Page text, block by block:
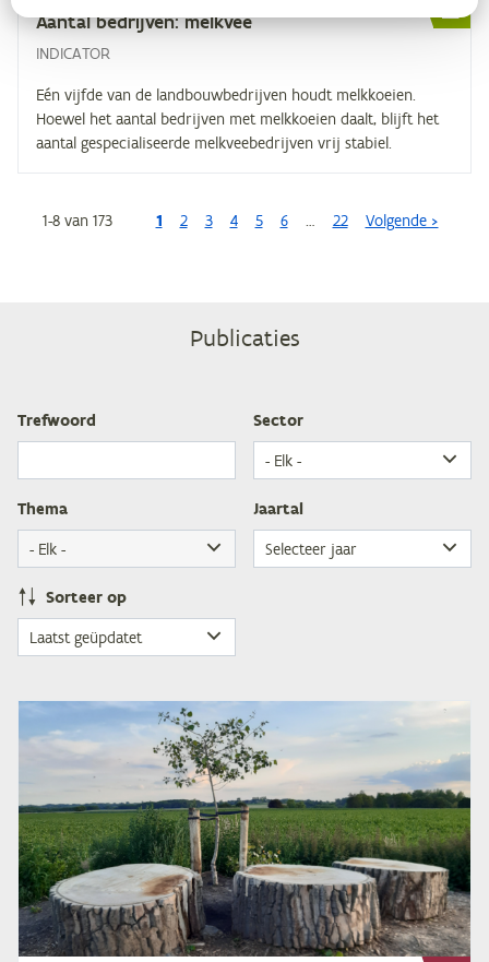
Aan­tal be­drij­ven: melkvee
INDICATOR
Eén vijfde van de landbouwbedrijven houdt melkkoeien.
Hoewel het aantal bedrijven met melkkoeien daalt, blijft het
aantal gespecialiseerde melkveebedrijven vrij stabiel.
Paginering
1-8van 173 1 2 3 4 5 6 … 22 Volgende >
Publicaties
Tref­woord Sec­tor
The­ma Jaar­tal
Sor­teer op